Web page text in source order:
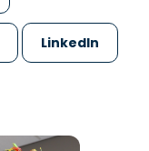
LinkedIn